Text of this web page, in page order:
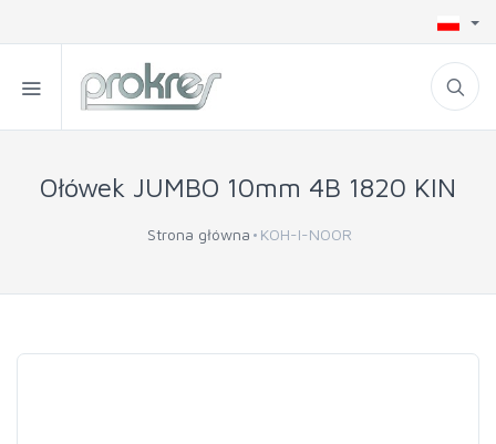
Ołówek JUMBO 10mm 4B 1820 KIN
Strona główna KOH-I-NOOR